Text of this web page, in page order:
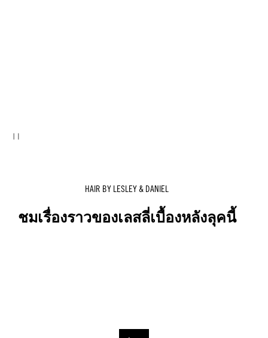
HAIR BY LESLEY & DANIEL
ชมเรื่องราวของเลสลี่เบื้องหลังลุคนี้